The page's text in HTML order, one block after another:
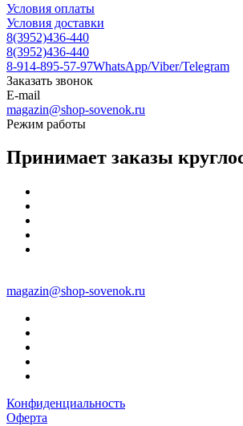
Условия оплаты
Условия доставки
8(3952)436-440
8(3952)436-440
8-914-895-57-97WhatsApp/Viber/Telegram
Заказать звонок
E-mail
magazin@shop-sovenok.ru
Режим работы
Принимает заказы
magazin@shop-sovenok.ru
Конфиденциальность
Оферта